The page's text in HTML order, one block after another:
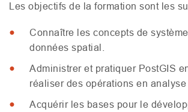
Les objectifs de la formation sont les
Connaître les concepts de
données spatial.
Administrer et pratiquer PostGIS
réaliser des opérations en analyse
Acquérir les bases pour le